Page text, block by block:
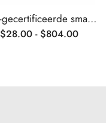
AGL-gecertificeerde smaragd geslepen, in het laboratorium gekweekte smaragd
$28.00 - $804.00